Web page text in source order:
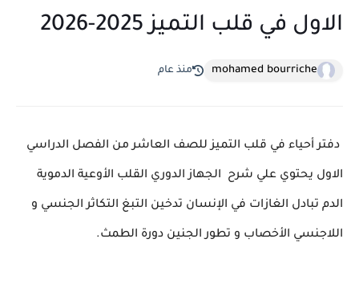
الاول في قلب التميز 2025-2026
mohamed bourriche منذ عام
دفتر أحياء في قلب التميز للصف العاشر من الفصل الدراسي
الاول يحتوي علي شرح الجهاز الدوري القلب الأوعية الدموية
الدم تبادل الغازات في الإنسان تدخين التبغ التكاثر الجنسي و
اللاجنسي الأخصاب و تطور الجنين دورة الطمث.